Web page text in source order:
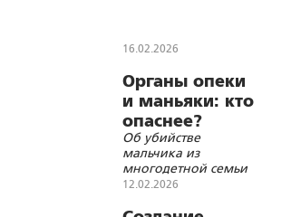
установок
способы их
защиты и
сохранения
16.02.2026
Органы опеки
и маньяки: кто
опаснее?
Об убийстве
мальчика из
многодетной семьи
12.02.2026